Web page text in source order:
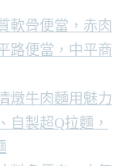
軟骨便當，赤肉
路便當，中平商
燉牛肉麵用魅力
自製超Q拉麵，